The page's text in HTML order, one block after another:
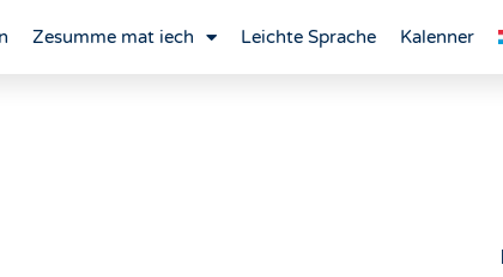
Zesumme mat iech Leichte Sprache Kalenner